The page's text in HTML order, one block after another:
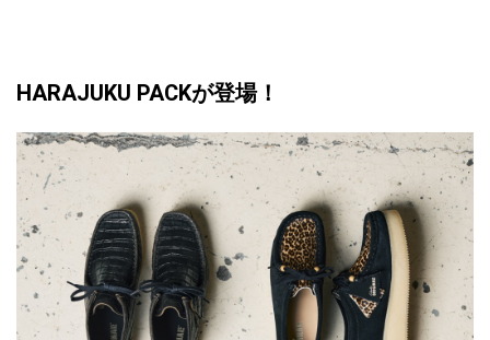
HARAJUKU PACKが登場！